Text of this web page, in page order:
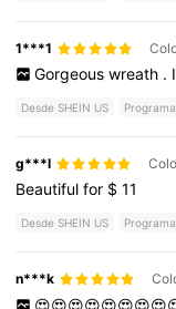
1***1
Gorgeous wreath . I
Desde SHEIN US
g***l
Beautifulfor $11
Desde SHEIN US
n***k